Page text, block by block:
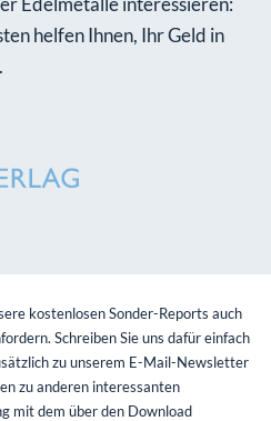
helfen Ihnen, Ihr Geld in
kostenlosen Sonder-Reports auch
Schreiben Sie uns dafür einfach
zu unserem E-Mail-Newsletter
zu anderen interessanten
mit dem über den Download